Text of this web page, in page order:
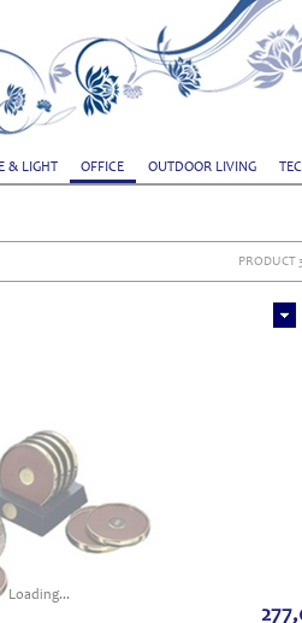
& LIGHT OFFICE OUTDOOR LIVING
PRODUCT
Loading...